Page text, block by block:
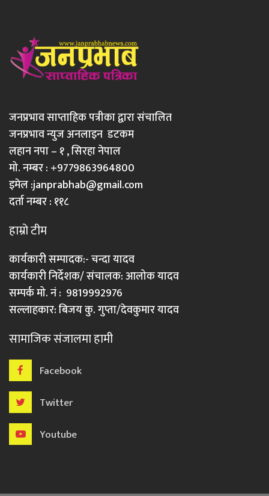
जनप्रभाव साप्ताहिक पत्रीका द्वारा संचालित
जनप्रभाव न्युज अनलाइन डटकम
लहान नपा – १ , सिरहा नेपाल
मो. नम्बर : +9779863964800
इमेल :janprabhab@gmail.com
दर्ता नम्बर : ११८
हाम्रो टीम
कार्यकारी सम्पादक:- चन्दा यादव
कार्यकारी निर्देशक/ संचालक: आलोक यादव
सम्पर्क मो. नं : 9819992976
सल्लाहकार: बिजय कु. गुप्ता/देवकुमार यादव
सामाजिक संजालमा हामी
Facebook
Twitter
Youtube